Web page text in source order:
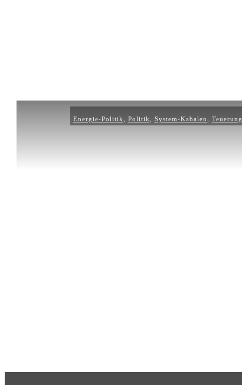
Energie-Politik Politik System-Kabalen Teuerung